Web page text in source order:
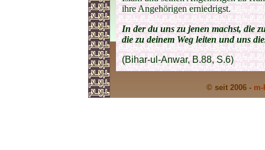
ihre Angehörigen erniedrigst.
In der du uns zu jenen machst, die
die zu deinem Weg leiten und uns
(Bihar-ul-Anwar, B.88, S.6)
© seit 2006 -